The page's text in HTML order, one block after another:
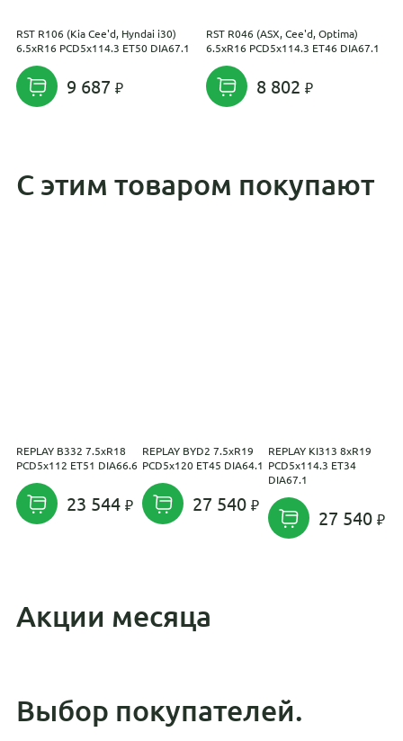
RST R106 (Kia Cee'd, Hyndai i30)
6.5xR16 PCD5x114.3 ET50 DIA67.1
9 687
RST R046 (ASX, Cee'd, Optima)
6.5xR16 PCD5x114.3 ET46 DIA67.1
8 802
С этим товаром покупают
REPLAY B332 7.5xR18
PCD5x112 ET51 DIA66.6
23 544
REPLAY BYD2 7.5xR19
PCD5x120 ET45 DIA64.1
27 540
REPLAY KI313 8xR19
PCD5x114.3 ET34
DIA67.1
27 540
Акции месяца
Выбор покупателей.